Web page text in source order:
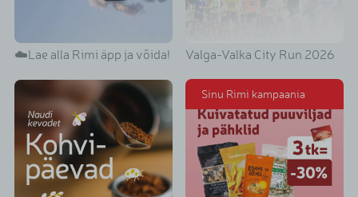
☁️Lae alla Rimi äpp ja võida! Valga-Valka City Run 2026
Sinu Rimi kampaania